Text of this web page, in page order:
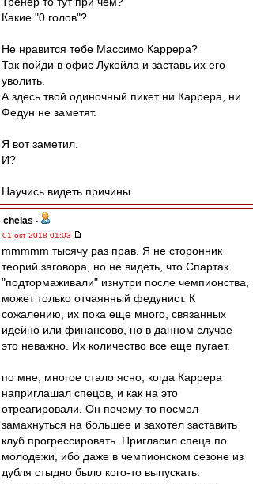
Какие "0 голов"?
Не нравится тебе Массимо Каррера?
Так пойди в офис Лукойла и заставь их его
уволить.
А здесь твой одиночный пикет ни Каррера, ни
Федун не заметят.
Я вот заметил.
И?
Научись видеть причины.
chelas -
01 окт 2018 01:03
mmmmm тысячу раз прав. Я не сторонник
теорий заговора, но не видеть, что Спартак
"подтормаживали" изнутри после чемпионства,
может только отчаянный федунист. К
сожалению, их пока еще много, связанных
идейно или финансово, но в данном случае
это неважно. Их количество все еще пугает.
по мне, многое стало ясно, когда Каррера
наприглашал спецов, и как на это
отреагировали. Он почему-то посмел
замахнуться на большее и захотел заставить
клуб прогрессировать. Пригласил спеца по
молодежи, ибо даже в чемпионском сезоне из
дубля стыдно было кого-то выпускать.